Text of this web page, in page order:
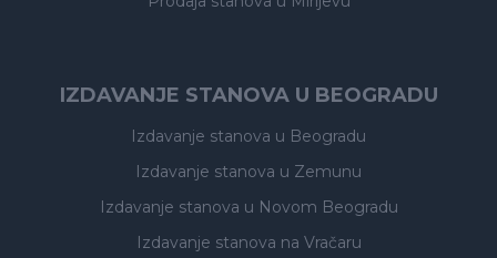
IZDAVANJE STANOVA U BEOGRADU
Izdavanje stanova u Beogradu
Izdavanje stanova u Zemunu
Izdavanje stanova u Novom Beogradu
Izdavanje stanova na Vračaru